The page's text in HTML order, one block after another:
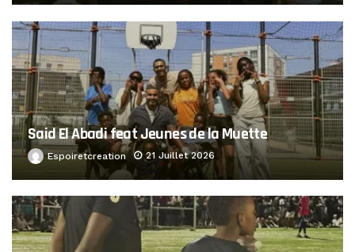
Said El Abadi feat Jeunes de la Muette
Espoiretcreation 21 Juillet 2026